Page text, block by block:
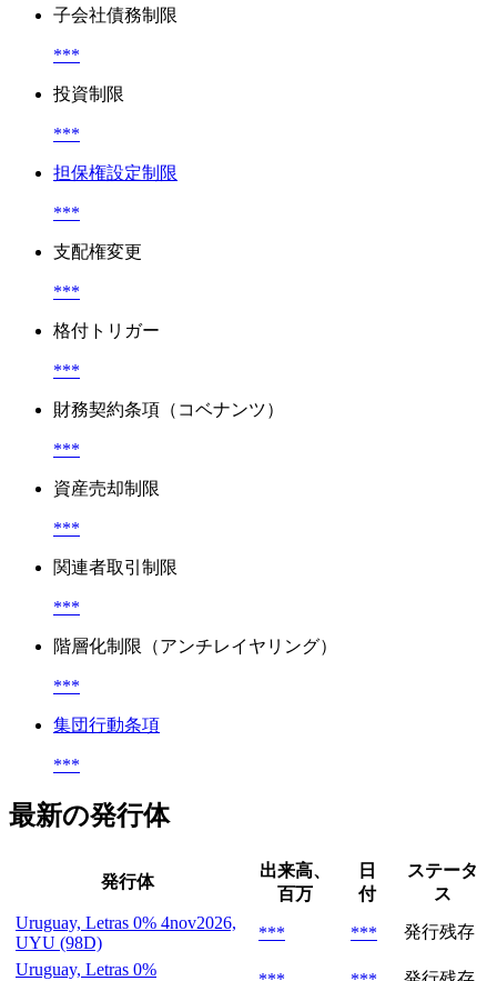
子会社債務制限
***
投資制限
***
担保権設定制限
***
支配権変更
***
格付トリガー
***
財務契約条項（コベナンツ）
***
資産売却制限
***
関連者取引制限
***
階層化制限（アンチレイヤリング）
***
集団行動条項
***
最新の発行体
発行体
出来高、
百万
日
付
ステータ
ス
Uruguay, Letras 0% 4nov2026,
UYU (98D)
*** ***
発行残存
Uruguay, Letras 0%